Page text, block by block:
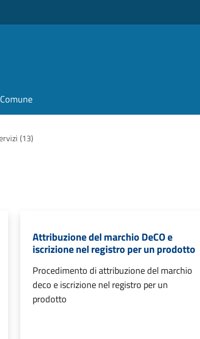
(13)
Attribuzione del marchio DeCO e
iscrizione nel registro per un prodotto
Procedimento di attribuzione del marchio
deco e iscrizione nel registro per un
prodotto